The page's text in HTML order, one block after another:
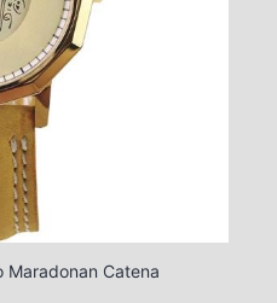
Maradonan Catena